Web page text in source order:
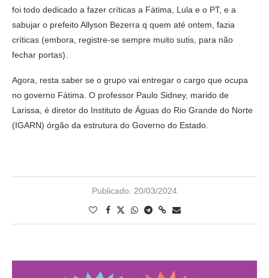
foi todo dedicado a fazer críticas a Fátima, Lula e o PT, e a
sabujar o prefeito Allyson Bezerra q quem até ontem, fazia
críticas (embora, registre-se sempre muito sutis, para não
fechar portas).
Agora, resta saber se o grupo vai entregar o cargo que ocupa
no governo Fátima. O professor Paulo Sidney, marido de
Larissa, é diretor do Instituto de Águas do Rio Grande do Norte
(IGARN) órgão da estrutura do Governo do Estado.
Publicado: 20/03/2024